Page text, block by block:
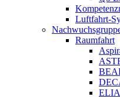
Luftfahrt-
Raumfahrt
ELIA